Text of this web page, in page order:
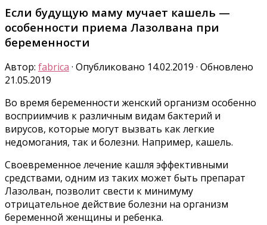
Если будущую маму мучает кашель —
особенности приема Лазолвана при
беременности
Автор: fabrica · Опубликовано 14.02.2019 · Обновлено
21.05.2019
Во время беременности женский организм особенно
восприимчив к различным видам бактерий и
вирусов, которые могут вызвать как легкие
недомогания, так и болезни. Например, кашель.
Своевременное лечение кашля эффективными
средствами, одним из таких может быть препарат
Лазолван, позволит свести к минимуму
отрицательное действие болезни на организм
беременной женщины и ребенка.